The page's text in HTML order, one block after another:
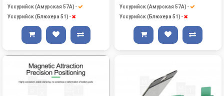
Уссурийск (Амурская 57А) -
Уссурийск (Блюхера 51) -
Уссурийск (Амурская 57А) -
Уссурийск (Блюхера 51) -